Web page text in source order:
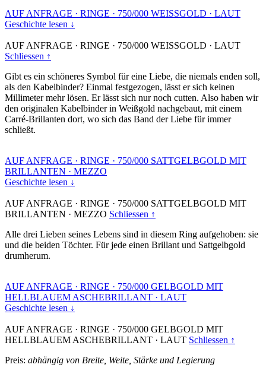
AUF ANFRAGE · RINGE · 750/000 WEISSGOLD · LAUT
Geschichte lesen ↓
AUF ANFRAGE · RINGE · 750/000 WEISSGOLD · LAUT
Schliessen ↑
Gibt es ein schöneres Symbol für eine Liebe, die niemals enden soll,
als den Kabelbinder? Einmal festgezogen, lässt er sich keinen
Millimeter mehr lösen. Er lässt sich nur noch cutten. Also haben wir
den originalen Kabelbinder in Weißgold nachgebaut, mit einem
Carré-Brillanten dort, wo sich das Band der Liebe für immer
schließt.
AUF ANFRAGE · RINGE · 750/000 SATTGELBGOLD MIT
BRILLANTEN · MEZZO
Geschichte lesen ↓
AUF ANFRAGE · RINGE · 750/000 SATTGELBGOLD MIT
BRILLANTEN · MEZZO Schliessen ↑
Alle drei Lieben seines Lebens sind in diesem Ring aufgehoben: sie
und die beiden Töchter. Für jede einen Brillant und Sattgelbgold
drumherum.
AUF ANFRAGE · RINGE · 750/000 GELBGOLD MIT
HELLBLAUEM ASCHEBRILLANT · LAUT
Geschichte lesen ↓
AUF ANFRAGE · RINGE · 750/000 GELBGOLD MIT
HELLBLAUEM ASCHEBRILLANT · LAUT Schliessen ↑
Preis: abhängig von Breite, Weite, Stärke und Legierung